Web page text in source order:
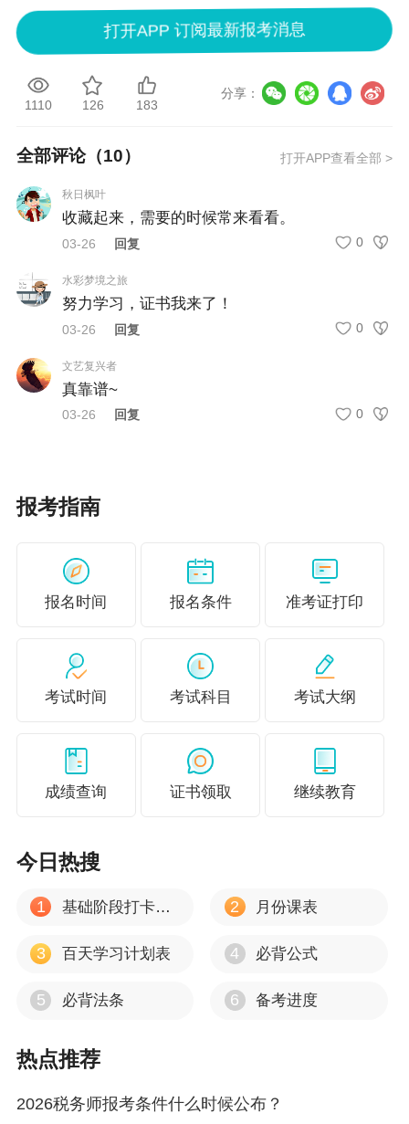
说明：因考试政策、内容不断变化与调整，正保
会计网校提供的以上信息仅供参考，如有异议，
请考生以官网公布内容为准。
打开APP 订阅最新报考消息
1110 126 183
分享：
全部评论（10） 打开APP查看全部 >
秋日枫叶
收藏起来，需要的时候常来看看。
03-26 回复 0
水彩梦境之旅
努力学习，证书我来了！
03-26 回复 0
文艺复兴者
真靠谱~
03-26 回复 0
报考指南
报名时间 报名条件 准考证打印
考试时间 考试科目 考试大纲
成绩查询 证书领取 继续教育
今日热搜
1 基础阶段打卡计划 2 月份课表
3 百天学习计划表 4 必背公式
5 必背法条 6 备考进度
热点推荐
2026税务师报考条件什么时候公布？